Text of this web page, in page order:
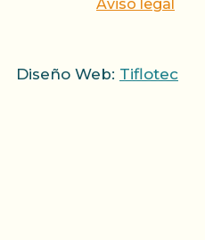
Aviso legal
Diseño Web: Tiflotec